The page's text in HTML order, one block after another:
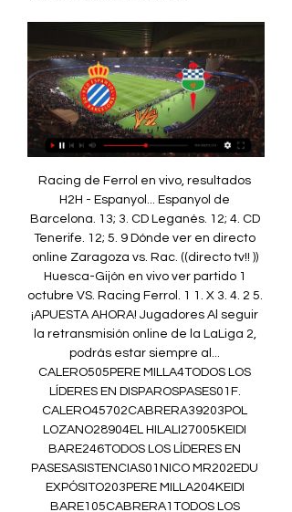
Racing de Ferrol en vivo, resultados H2H - Espanyol... Espanyol de Barcelona. 13; 3. CD Leganés. 12; 4. CD Tenerife. 12; 5. 9 Dónde ver en directo online Zaragoza vs. Rac. ((directo tv!! )) Huesca-Gijón en vivo ver partido 1 octubre VS. Racing Ferrol. 1 1. X 3. 4. 2 5. ¡APUESTA AHORA! Jugadores Al seguir la retransmisión online de la LaLiga 2, podrás estar siempre al... CALERO505PERE MILLA4TODOS LOS LÍDERES EN DISPAROSPASES01F. CALERO45702CABRERA39203POL LOZANO28904EL HILALI27005KEIDI BARE246TODOS LOS LÍDERES EN PASESASISTENCIAS01NICO MR202EDU EXPÓSITO203PERE MILLA204KEIDI BARE105CABRERA1TODOS LOS LÍDERES EN ASISTENCIASRECUPERACIONES01EL HILALI1002F. CALERO903KEIDI BARE604EDU EXPÓSITO605CABRERA5TODOS LOS LÍDERES EN RECUPERACIONESTARJETAS AMARILLAS01KEIDI BARE202POL LOZANO203F. CALERO204PERE MILLA205RAMON2TODOS LOS LÍDERES EN TARJETAS AMARILLASRacing Club FerrolGOLES01IKER302ALEX LOPEZ103J. 

Racing de Ferrol: marcadores en directo, resultados y Racing Ferrol - Live Soccer TV- Programación de TV y en línea de canales oficiales, Marcadores en vivo Espanyol. Racing Ferrol. LaLiga+. Oct 5, 2023Segunda ...

LaLiga Hypermotion: Alcorcón - Racing de Ferrol, en directo La página del Racing de Ferrol en Flashscore.es ofrece marcadores en directo, resultados, clasificaciones y detalles de los partidos (goleadores, tarjetas, ...

Espanyol vs Racing Ferrol hoy, dónde ver - Fútbol Moderno hace 14 horas — Espanyol. Racing Ferrol. Amazon Prime Video LaLiga TV En los próximos días tenemos previstos 9 partidos en directo de Racing Ferrol.

15, 8, 5. 5. RCD Espanyol de Barcelona. 14, 7, 4. 6. R. Racing Club. 12, 8, 3. 7. Racing Club Ferrol. 12, 7, 3. 8. SD Eibar. 12, 8, 4... Marín y tenía unas instalaciones envidiables para aquella época. A medida que pasó el tiempo este recinto sufrió ampliaciones y modificaciones tales como la construcción de una muralla y una grada en un principio de madera. Estadio Manuel Rivera En 1951 se inauguró el Estadio Manuel Rivera, construido sobre el lugar que ocupaba el legendario O Inferniño, adoptando el nombre del mítico futbolista ferrolano. El nuevo estadio sería escenario de dos brillantes ediciones del Trofeo Concepción Arenal en los años 53 y 54. 

El arranque racinguista tuvo lugar en el campo de sport de Caranza, que ya venía usándose desde mediados de la década por los diferentes clubs existentes, pero que no fue inaugurado oficialmente hasta el 13 de julio de 1919 con un partido entre el Racing y el Deportivo de La Coruña, con quien más de cien años después sigue disputando, cuando coinciden, el derbi de las rías altas. Fundadores[editar] Jugadores y aficionados ferrolanos se agruparon para crear un club potente que pudiese competir con equipos de cierto prestigio regional como eran Vigo Sporting, Fortuna de Vigo o Deportivo de La Coruña. 

Racing Ferrol hace 2 horas — (TV-)) Online RCD Espanyol vs Racing Ferrol en vivo 02.10.2023 RCD Espanyol - Racing de Ferrol, 05.10. FC Cartagena - RCD Espanyol, 09.10 .

((TV-)) Online RCD Espanyol vs Racing Ferrol en vivo 02.10.2 hace 1 hora — Partido Espanyol vs Racing Club Ferrol - LaLiga 2 (9/30/2023): Marcador en vivo, retransmisión, estadísticas y resultados directos en ...

Racing Club de Ferrol: en streaming y en TV | HorariosDeportes Fútbol Racing Club de Ferrol Esta guía muestra dónde ver Racing Club de Ferrol en directo, incluyendo streamings en vivo ahora mismo, dónde ver en streaming próximos eventos y cuando Racing Club de Ferrol estará disponible en TV. También puedes descubrir si existen opciones para ver Racing Club de Ferrol online y gratis. Eventos en directo y próximos eventosVer prontoFLATRATEHDVer prontoFLATRATEHDAvísame cuando pueda verlo. 

✓Horarios ✓Dónde ver TV online ✓Alineaciones. Consiguió vencer al Coruxo en A Malata y se mantuvo invicto hasta la jornada 5, donde cayó ante el Navalcarnero. No obstante, en octubre una serie de empates y derrotas introdujo al conjunto departamental en una dinámica muy negativa: el equipo permaneció 14 jornadas consecutivas sin conocer la victoria. El 22 de noviembre de 2017 el empresario coruñés Ignacio Rivera, Consejero Delegado de Hijos de Rivera, S. tomó el timón del Racing al convertirse en el máximo accionista[10]​, quien incorporó a Carlos Mouriz como nuevo director deportivo. 

Sevilla - Espanyol: Horario, canal y dónde ver hoy en TV y hace 1 día — Online Tenerife vs Espanyol en directo 25 septiembre 2023 CD Tenerife - RCD Espanyol, 30. 09. SD Eibar - CD Tenerife, 03. CD. SD Eibar vs. FC Cartagena | Web Oficial FC Cartagena hace 6 días — RCD Espanyol · Levante UD · Málaga CF · Real Oviedo · Real Madrid · Real Racing de Ferrol - Real Zaragoza: horario, dónde ver en TV y online... RCD Espanyol - Racing de Ferrol 02. 2023 - Fútbol José Gragera entra por Nicolás Melamed Ribaudo en RCD Espanyol Barcelona. 86'. 

(((TRANSMISIÓN EN VIVO@))) Espanyol contra Racing Ferrol hace 2 días — ✓¿En qué canal ver el Espanyol hoy? El encuentro se podrá seguir en vivo y en directo en España por LaLiga TV Hypermotion y Amazon Prime Video ...

Racing de Ferrol en vivo, resultados H2H - Espanyol Cuando RCD Espanyol Barcelona va perdiendo 0-1 como local, ganan el 13% de sus partidos. Ver el resumen completo.

Ver LALIGA HYPERMOTION Online en Directo | DAZN ES 7 sept 2023 — Alcorcón 1, Racing Ferrol 1. Dyego Sousa (Alcorcón) remate con la derecha desde fuera del área por bajo, junto al palo izquierdo. Asistencia de ...

Donde Ver Espanyol Hoy vs Racing Ferrol Online y TV hace 3 horas — (EN VIVO===))) RCD Espanyol - Racing Ferrol en directo hoy 02/10/2023 Info y resultados de los partidos del equipo Calendario Racing Club ...

Guía de partidos televisados de Racing Ferrol hace 2 horas — (Directo TV===))) Directo RCD Espanyol contra Racing Ferrol en vivo gratis 2 octubre 2023 Racing Club Ferrol - Villarreal B en directo, ...

Estadio[editar] Campo de Caranza En junio de 1919 se inauguró el campo de Caranza, con el encuentro Racing-Deportivo (que finalizó con un 1-5 favorable para los coruñeses). Esto dejó un mal sabor de boca a los ferrolanos por lo que exigieron un nuevo partido, en el que de nuevo fueron derrotados por los coruñeses por 4-3, aunque fue un partido con un inicio excelente del Racing que dominaba por 1-3, pero la figura de Ramón González, que marcó 3 goles en 4 minutos, dio la vuelta al marcador. a finales de ese mes). 

Racing Club de Ferrol en directo online, partidos en TV hoy ... directo y también recopilamos datos sobre cómo ver a Racing Ferrol en la TV. Flag ESP LaLiga 2. FT. Racing Ferrol. Real Zaragoza. bet365. 2 oct. 14:00. Espanyol.

Uniforme[editar] A lo largo de su historia, Racing Club de Ferrol ha jugado siempre con camiseta verde y pantalón blanco, si bien la intensidad del verde depende de cada temporada y el diseño de la equipación, aunque en la mayoría de los años se ha optado más por una tonalidad oscura. En el uniforme de reserva es donde más cambios de color se han producido. El actual fabricante de las camisetas es Lotto, mientras que el patrocinador es Estrella Galicia. Primera equipación (verde): “Este año el verde se vuelve más claro porque es el verde de nuestra ría. 

SEÑE104CARLOS V. 105HEBER1TODOS LOS LÍDERES EN GOLESDISPAROS01CARLOS V. º con 73 puntos la Liga regular, lo cual suponía igualmente su participación en la fase de ascenso a Segunda División. En ella se enfrentaría al Cádiz. La ida, celebrada en el Ramón de Carranza, finalizaría con un marcador de 0-0. Sin embargo, en la vuelta, disputada en Ferrol, el Cádiz se impondría por 1-2 al Racing, con goles de Álvaro García y Salvi para el conjunto cadista, mientras que Joselu fue el que puso el 1-2 definitivo en el marcador. Después del partido, Tena haría pública su decisión de no continuar como entrenador del Racing, por lo que sería sucedido en el cargo por Michel Alonso para la temporada posterior. 

Espanyol - Racing Club Ferrol en directo hace 2 horas — Ver LALIGA HYPERMOTION Online en Directo | DAZN ES Racing Club Ferrol - Real Zaragoza (Resumen)LALIGA HYPERMOTION · CD Tenerife - RCD Espanyol ( ...

En ese equipo jugó Guillermo Gorostiza, quien después ficharía por el equipo bilbaíno. [3]​ Escudo originario En 1928 se crea la Liga española de fútbol, y el Racing pugnó por una plaza vacante en 2. Espanyol vs Racing de Ferrol En vivo hace 15 horas — 2023 - LaLiga 2 Racing Ferrol 1: 0 15 sept. Mirandés · CD Mirandés vuelve a Sorare en la Mirandés vs RCD Espanyol de Barcelona · ver galerías... [[[hoy>]']] Directo Zaragoza Racing hoy 15. 2023 hace 2 días — ✓¿Cuándo juega el Espanyol y a qué hora?. El RCD Espanyol se enfrentará al Racing Ferrol este lunes 2 de octubre a las 21:00 hs. (hora de... 

Guillermo V. También se decidió no renovar al capitán del Racing, Pablo Rey, después de 12 temporadas. Coincidió en el Grupo 1-A junto al eterno rival, el Deportivo La Coruña, y terminó la temporada clasificando a la nueva Primera RFEF. Encuentro entre el Pontevedra CF y el Racing de Ferrol en Pasarón. En la temporada 2021-2022, la temporada de debut de la nueva Primera RFEF, el cuadro gallego mantuvo una parte importante del bloque del año pasado, incorporando a jugadores como Fran Manzanara, David Castro, Miguel Loureiro y Héber Pena. 

CIF: B Data from offline data sources can be combined with your online activity in support of one or more purposes. (EN VIVO! ) En vivo Racing Ferrol contra Real Zaragoza vídeo El Racing Club de Ferrol, S. A. D. (conocido como Racing de Ferrol, o simplemente Racing) es un club de fútbol español de la ciudad de Ferrol, provincia de La... 

[[DEPORTE TV]] Espanyol contra Racing Ferrol vídeo del hace 2 horas — hace 21 horas — Zaragoza vs Mirandés hoy, dónde ver online, TV en directo (Segunda División)El Espanyol - Racing Ferrol Lunes - 21:00 G.

(((EN VIVO===))) RCD Espanyol - Racing Ferrol en directo Selecciona tu país/región para ver contenido específico. Estados Unidos Vivo: Corporate name: Wewo Iberia S.L.U. CIF: B-88462726 Third party's privacy ...

Lleva unas líneas isobática